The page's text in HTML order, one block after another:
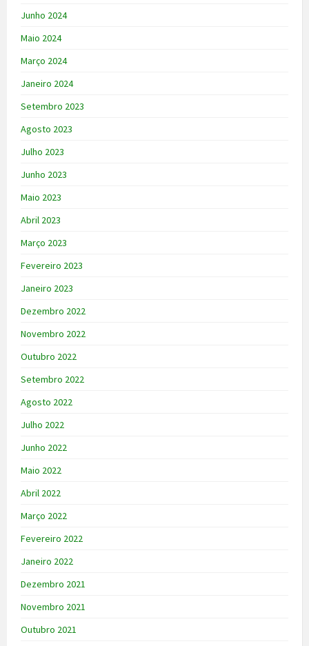
Junho 2024
Maio 2024
Março 2024
Janeiro 2024
Setembro 2023
Agosto 2023
Julho 2023
Junho 2023
Maio 2023
Abril 2023
Março 2023
Fevereiro 2023
Janeiro 2023
Dezembro 2022
Novembro 2022
Outubro 2022
Setembro 2022
Agosto 2022
Julho 2022
Junho 2022
Maio 2022
Abril 2022
Março 2022
Fevereiro 2022
Janeiro 2022
Dezembro 2021
Novembro 2021
Outubro 2021